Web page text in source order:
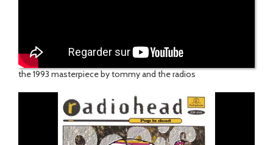
the 1993 masterpiece by tommy and the radios